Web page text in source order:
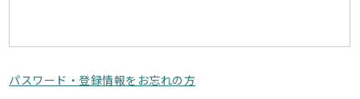
パスワード・登録情報をお忘れの方